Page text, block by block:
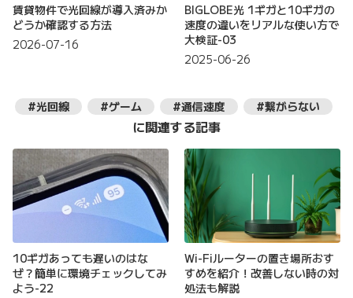
賃貸物件で光回線が導入済みか
どうか確認する方法
2026-07-16
BIGLOBE光 1ギガと10ギガの
速度の違いをリアルな使い方で
大検証-03
2025-06-26
#光回線 #ゲーム #通信速度 #繋がらない
に関連する記事
10ギガあっても遅いのはな
ぜ？簡単に環境チェックしてみ
よう-22
Wi-Fiルーターの置き場所おす
すめを紹介！改善しない時の対
処法も解説